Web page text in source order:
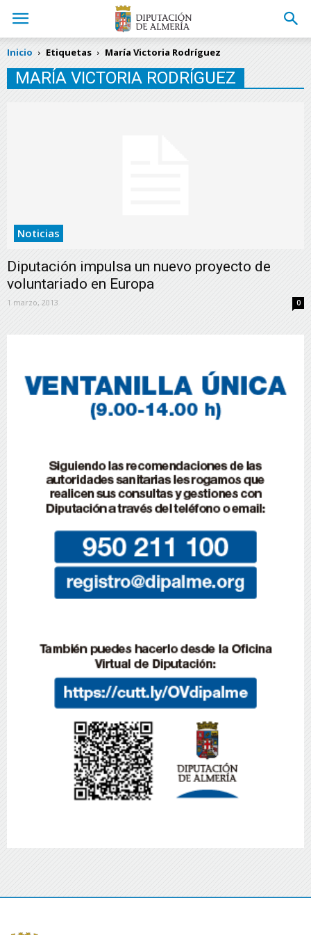
Inicio Etiquetas María Victoria Rodríguez
MARÍA VICTORIA RODRÍGUEZ
Noticias
Diputación impulsa un nuevo proyecto de
voluntariado en Europa
1 marzo, 2013 0